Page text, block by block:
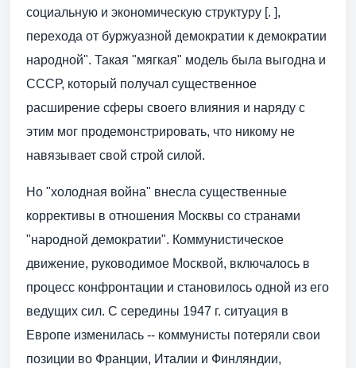
социальную и экономическую структуру [. ],
перехода от буржуазной демократии к демократии
народной". Такая "мягкая" модель была выгодна и
СССР, который получал существенное
расширение сферы своего влияния и наряду с
этим мог продемонстрировать, что никому не
навязывает свой строй силой.
Но "холодная война" внесла существенные
коррективы в отношения Москвы со странами
"народной демократии". Коммунистическое
движение, руководимое Москвой, включалось в
процесс конфронтации и становилось одной из его
ведущих сил. С середины 1947 г. ситуация в
Европе изменилась -- коммунисты потеряли свои
позиции во Франции, Италии и Финляндии,